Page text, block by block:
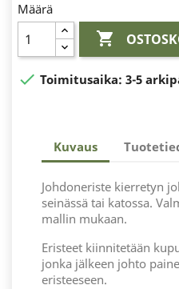
Määrä

 Toimitusaika: 3-5
Kuvaus
Johdoneriste kierretyn
seinässä tai katossa.
mallin mukaan.
Eristeet kiinnitetään
jonka jälkeen johto
eristeeseen.